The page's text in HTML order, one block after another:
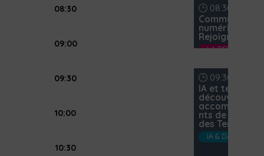
08:30
09:00
09:30
10:00
10:30
08:30
Communs
numériques :
Rejoignez
09:30
IA et
découvrez les
nts de la
des Territoires